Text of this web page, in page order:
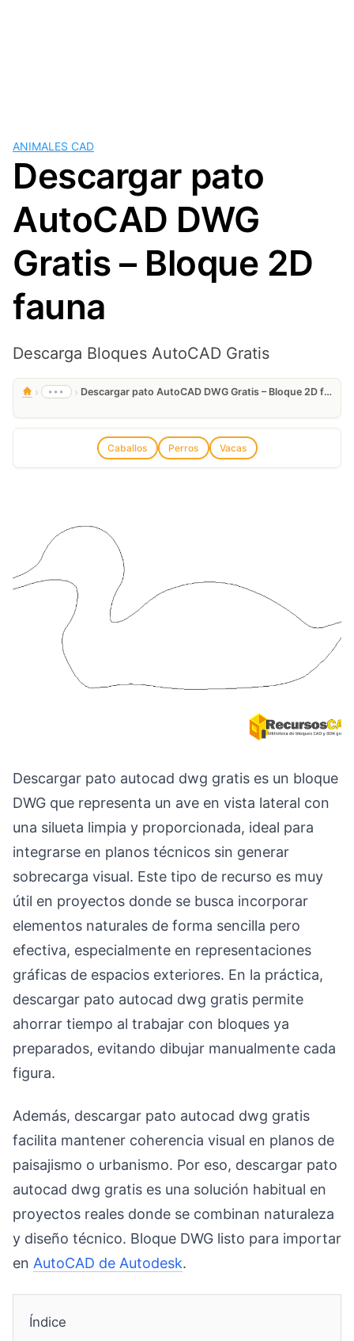
ANIMALES CAD
Descargar pato
AutoCAD DWG
Gratis – Bloque 2D
fauna
Descarga Bloques AutoCAD Gratis
› ••• › Descargar pato AutoCAD DWG Gratis – Bloque 2D fauna
Caballos Perros Vacas
Descargar pato autocad dwg gratis es un bloque
DWG que representa un ave en vista lateral con
una silueta limpia y proporcionada, ideal para
integrarse en planos técnicos sin generar
sobrecarga visual. Este tipo de recurso es muy
útil en proyectos donde se busca incorporar
elementos naturales de forma sencilla pero
efectiva, especialmente en representaciones
gráficas de espacios exteriores. En la práctica,
descargar pato autocad dwg gratis permite
ahorrar tiempo al trabajar con bloques ya
preparados, evitando dibujar manualmente cada
figura.
Además, descargar pato autocad dwg gratis
facilita mantener coherencia visual en planos de
paisajismo o urbanismo. Por eso, descargar pato
autocad dwg gratis es una solución habitual en
proyectos reales donde se combinan naturaleza
y diseño técnico. Bloque DWG listo para importar
en AutoCAD de Autodesk.
Índice